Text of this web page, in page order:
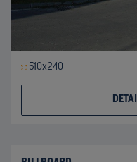
510x240